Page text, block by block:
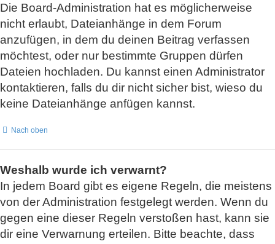
Die Board-Administration hat es möglicherweise
nicht erlaubt, Dateianhänge in dem Forum
anzufügen, in dem du deinen Beitrag verfassen
möchtest, oder nur bestimmte Gruppen dürfen
Dateien hochladen. Du kannst einen Administrator
kontaktieren, falls du dir nicht sicher bist, wieso du
keine Dateianhänge anfügen kannst.
Nach oben
Weshalb wurde ich verwarnt?
In jedem Board gibt es eigene Regeln, die meistens
von der Administration festgelegt werden. Wenn du
gegen eine dieser Regeln verstoßen hast, kann sie
dir eine Verwarnung erteilen. Bitte beachte, dass